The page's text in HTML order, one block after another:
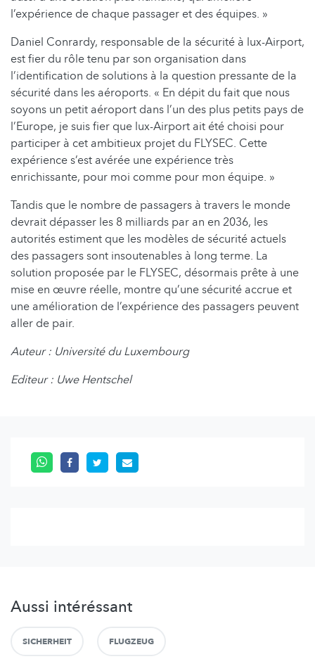
l’expérience de chaque passager et des équipes. »
Daniel Conrardy, responsable de la sécurité à lux-Airport,
est fier du rôle tenu par son organisation dans
l’identification de solutions à la question pressante de la
sécurité dans les aéroports. « En dépit du fait que nous
soyons un petit aéroport dans l’un des plus petits pays de
l’Europe, je suis fier que lux-Airport ait été choisi pour
participer à cet ambitieux projet du FLYSEC. Cette
expérience s’est avérée une expérience très
enrichissante, pour moi comme pour mon équipe. »
Tandis que le nombre de passagers à travers le monde
devrait dépasser les 8 milliards par an en 2036, les
autorités estiment que les modèles de sécurité actuels
des passagers sont insoutenables à long terme. La
solution proposée par le FLYSEC, désormais prête à une
mise en œuvre réelle, montre qu’une sécurité accrue et
une amélioration de l’expérience des passagers peuvent
aller de pair.
Auteur : Université du Luxembourg
Editeur : Uwe Hentschel
Aussi intéréssant
SICHERHEIT FLUGZEUG